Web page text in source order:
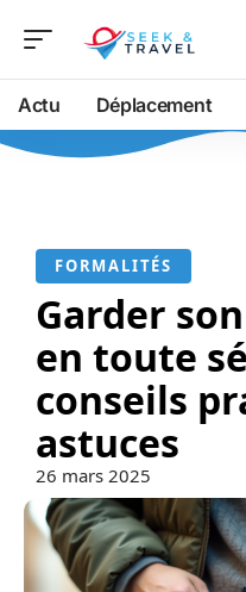
Actu Déplacement
FORMALITÉS
Garder
en toute
conseils
astuces
26 mars 2025